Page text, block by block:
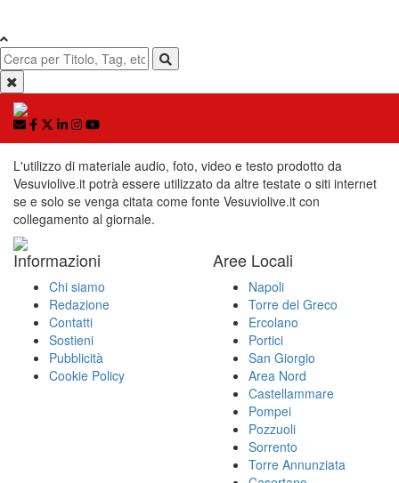
L'utilizzo di materiale audio, foto, video e testo prodotto da
Vesuviolive.it potrà essere utilizzato da altre testate o siti internet
se e solo se venga citata come fonte Vesuviolive.it con
collegamento al giornale.
Informazioni
Chi siamo
Redazione
Contatti
Sostieni
Pubblicità
Cookie Policy
Aree Locali
Napoli
Torre del Greco
Ercolano
Portici
San Giorgio
Area Nord
Castellammare
Pompei
Pozzuoli
Sorrento
Torre Annunziata